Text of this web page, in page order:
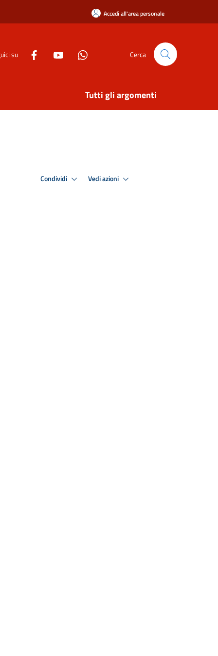
Accedi all'area personale
su Cerca
Tutti gli argomenti
Condividi Vedi azioni